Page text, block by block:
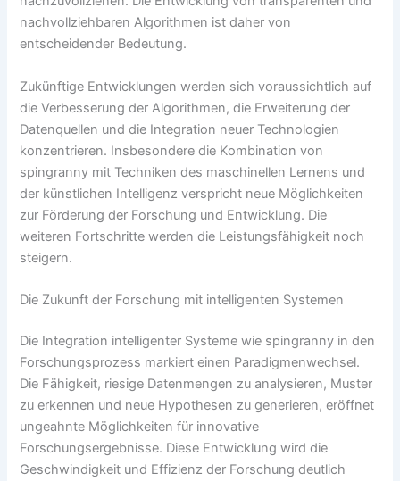
nachvollziehbaren Algorithmen ist daher von
entscheidender Bedeutung.
Zukünftige Entwicklungen werden sich voraussichtlich auf
die Verbesserung der Algorithmen, die Erweiterung der
Datenquellen und die Integration neuer Technologien
konzentrieren. Insbesondere die Kombination von
spingranny mit Techniken des maschinellen Lernens und
der künstlichen Intelligenz verspricht neue Möglichkeiten
zur Förderung der Forschung und Entwicklung. Die
weiteren Fortschritte werden die Leistungsfähigkeit noch
steigern.
Die Zukunft der Forschung mit intelligenten Systemen
Die Integration intelligenter Systeme wie spingranny in den
Forschungsprozess markiert einen Paradigmenwechsel.
Die Fähigkeit, riesige Datenmengen zu analysieren, Muster
zu erkennen und neue Hypothesen zu generieren, eröffnet
ungeahnte Möglichkeiten für innovative
Forschungsergebnisse. Diese Entwicklung wird die
Geschwindigkeit und Effizienz der Forschung deutlich